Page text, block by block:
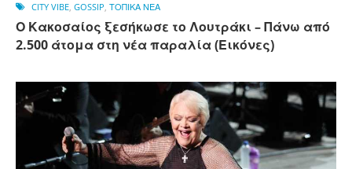
CITY VIBE, GOSSIP, ΤΟΠΙΚΑ ΝΕΑ
Ο Κακοσαίος ξεσήκωσε το Λουτράκι – Πάνω από
2.500 άτομα στη νέα παραλία (Εικόνες)